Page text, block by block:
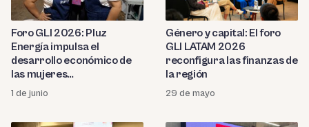
Foro GLI 2026: Pluz
Energía impulsa el
desarrollo económico de
las mujeres
emprendedoras en Lima y
el Callao
1 de junio
Género y capital: El foro
GLI LATAM 2026
reconfigura las finanzas de
la región
29 de mayo